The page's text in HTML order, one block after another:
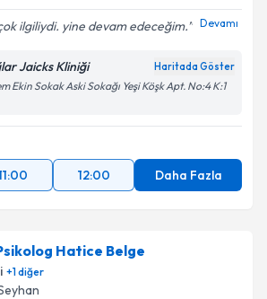
ilgiliydi. yine devam edeceğim. Devamı
Jaicks Kliniği Haritada Göster
Ekin Sokak Aski Sokağı Yeşi Köşk Apt. No:4 K:1
12:00 Daha Fazla
Hatice Belge
+1diğer